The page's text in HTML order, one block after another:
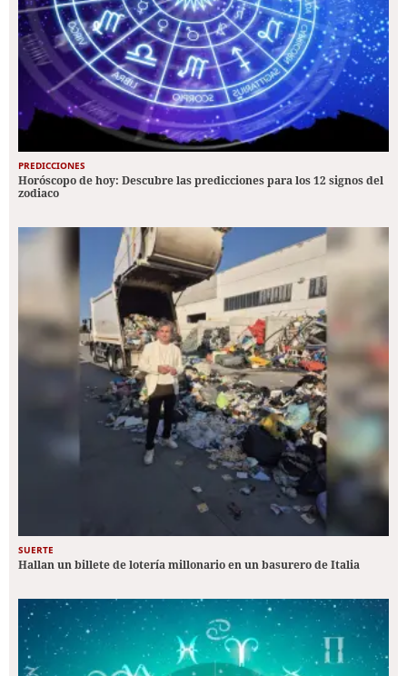
PREDICCIONES
Horóscopo de hoy: Descubre las predicciones para los 12 signos del
zodiaco
SUERTE
Hallan un billete de lotería millonario en un basurero de Italia